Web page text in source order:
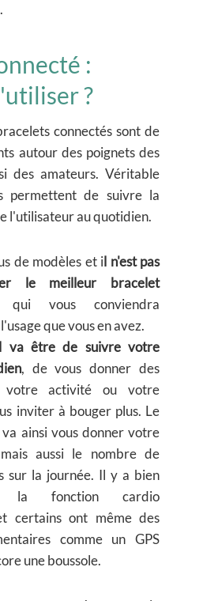
:
?
connectés sont de
autour des poignets des
des amateurs. Véritable
permettent de suivre la
l'utilisateur au quotidien.
de modèles et il n'est pas
le meilleur bracelet
vous conviendra
que vous en avez.
va être de suivre votre
, de vous donner des
votre activité ou votre
inviter à bouger plus. Le
ainsi vous donner votre
aussi le nombre de
sur la journée. Il y a bien
la fonction cardio
certains ont même des
comme un GPS
une boussole.